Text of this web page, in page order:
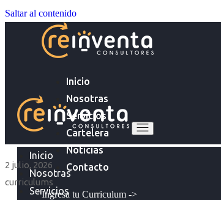
Saltar al contenido
Inicio
Nosotras
Servicios
Cartelera
Noticias
Contacto
Ingresa tu Curriculum ->
Inicio
Nosotras
Servicios
2 julio, 2026
curriculums